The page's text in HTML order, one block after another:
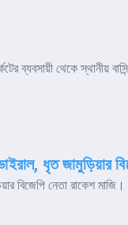
থেকে স্থানীয়
ধৃত জামুড়িয়ার
বিজেপি নেতা রাকেশ